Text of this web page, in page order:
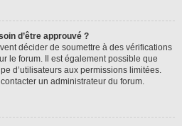
d’être approuvé ?
décider de soumettre à des vérifications
le forum. Il est également possible que
d’utilisateurs aux permissions limitées.
un administrateur du forum.